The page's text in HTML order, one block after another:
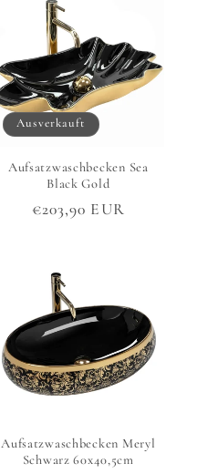
Ausverkauft
Aufsatzwaschbecken Sea
Black Gold
Normaler
€203,90 EUR
Aufsatzwaschbecken Meryl
Schwarz 60x40,5cm